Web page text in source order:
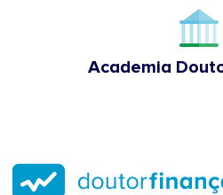
Academia